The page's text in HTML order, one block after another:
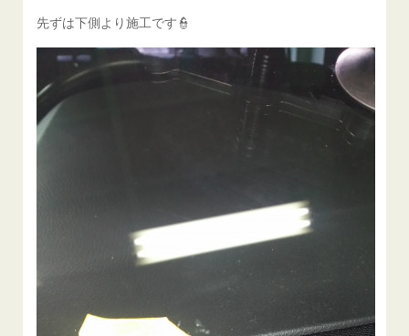
先ずは下側より施工です👮